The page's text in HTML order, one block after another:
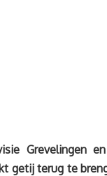
Grevelingen
getij terug te